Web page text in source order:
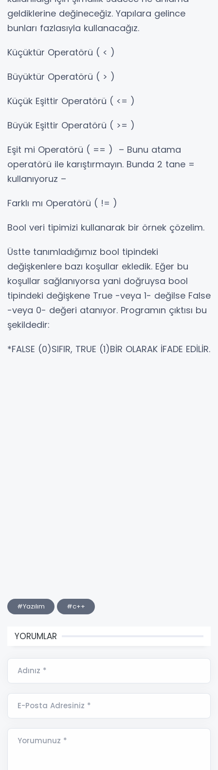
geldiklerine değineceğiz. Yapılara gelince
bunları fazlasıyla kullanacağız.
Küçüktür Operatörü ( < )
Büyüktür Operatörü ( > )
Küçük Eşittir Operatörü ( <= )
Büyük Eşittir Operatörü ( >= )
Eşit mi Operatörü ( == ) – Bunu atama
operatörü ile karıştırmayın. Bunda 2 tane =
kullanıyoruz –
Farklı mı Operatörü ( != )
Bool veri tipimizi kullanarak bir örnek çözelim.
Üstte tanımladığımız bool tipindeki
değişkenlere bazı koşullar ekledik. Eğer bu
koşullar sağlanıyorsa yani doğruysa bool
tipindeki değişkene True -veya 1- değilse False
-veya 0- değeri atanıyor. Programın çıktısı bu
şekildedir:
*FALSE (0)SIFIR, TRUE (1)BİR OLARAK İFADE EDİLİR.
#Yazılım #c++
YORUMLAR
Adınız *
E-Posta Adresiniz *
Yorumunuz *